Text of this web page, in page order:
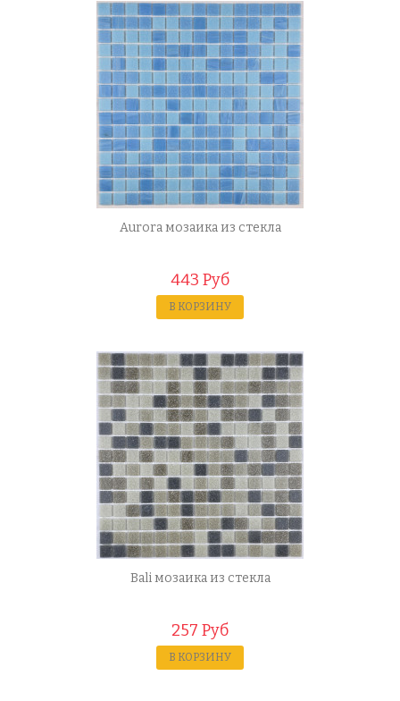
Aurora мозаика из стекла
443 Руб
В КОРЗИНУ
Bali мозаика из стекла
257 Руб
В КОРЗИНУ